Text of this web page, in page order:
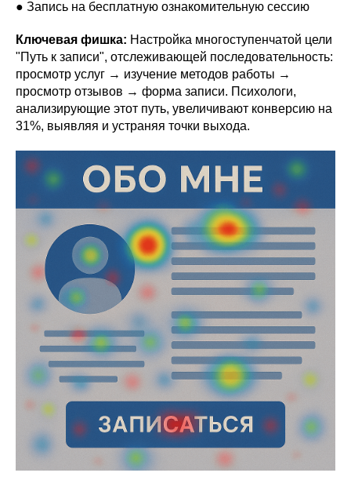
● Запись на бесплатную ознакомительную сессию
Ключевая фишка: Настройка многоступенчатой цели
"Путь к записи", отслеживающей последовательность:
просмотр услуг → изучение методов работы →
просмотр отзывов → форма записи. Психологи,
анализирующие этот путь, увеличивают конверсию на
31%, выявляя и устраняя точки выхода.